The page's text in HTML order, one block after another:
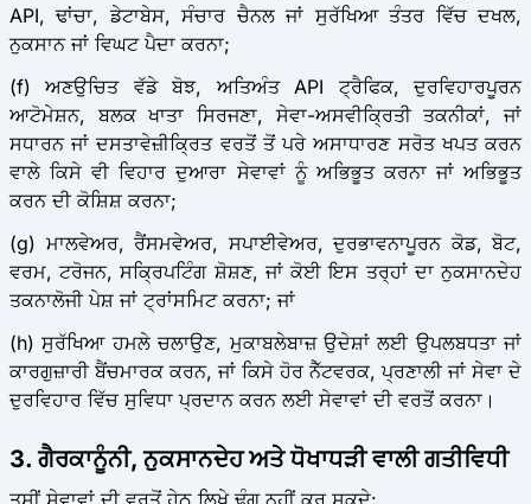
API, ਢਾਂਚਾ, ਡੇਟਾਬੇਸ, ਸੰਚਾਰ ਚੈਨਲ ਜਾਂ ਸੁਰੱਖਿਆ ਤੰਤਰ ਵਿੱਚ ਦਖਲ,
ਨੁਕਸਾਨ ਜਾਂ ਵਿਘਟ ਪੈਦਾ ਕਰਨਾ;
(f) ਅਣਉਚਿਤ ਵੱਡੇ ਬੋਝ, ਅਤਿਅੰਤ API ਟ੍ਰੈਫਿਕ, ਦੁਰਵਿਹਾਰਪੂਰਨ
ਆਟੋਮੇਸ਼ਨ, ਬਲਕ ਖਾਤਾ ਸਿਰਜਣਾ, ਸੇਵਾ-ਅਸਵੀਕ੍ਰਿਤੀ ਤਕਨੀਕਾਂ, ਜਾਂ
ਸਧਾਰਨ ਜਾਂ ਦਸਤਾਵੇਜ਼ੀਕ੍ਰਿਤ ਵਰਤੋਂ ਤੋਂ ਪਰੇ ਅਸਾਧਾਰਣ ਸਰੋਤ ਖਪਤ ਕਰਨ
ਵਾਲੇ ਕਿਸੇ ਵੀ ਵਿਹਾਰ ਦੁਆਰਾ ਸੇਵਾਵਾਂ ਨੂੰ ਅਭਿਭੂਤ ਕਰਨਾ ਜਾਂ ਅਭਿਭੂਤ
ਕਰਨ ਦੀ ਕੋਸ਼ਿਸ਼ ਕਰਨਾ;
(g) ਮਾਲਵੇਅਰ, ਰੈਂਸਮਵੇਅਰ, ਸਪਾਈਵੇਅਰ, ਦੁਰਭਾਵਨਾਪੂਰਨ ਕੋਡ, ਬੋਟ,
ਵਰਮ, ਟਰੋਜਨ, ਸਕ੍ਰਿਪਟਿੰਗ ਸ਼ੋਸ਼ਣ, ਜਾਂ ਕੋਈ ਇਸ ਤਰ੍ਹਾਂ ਦਾ ਨੁਕਸਾਨਦੇਹ
ਤਕਨਾਲੋਜੀ ਪੇਸ਼ ਜਾਂ ਟ੍ਰਾਂਸਮਿਟ ਕਰਨਾ; ਜਾਂ
(h) ਸੁਰੱਖਿਆ ਹਮਲੇ ਚਲਾਉਣ, ਮੁਕਾਬਲੇਬਾਜ਼ ਉਦੇਸ਼ਾਂ ਲਈ ਉਪਲਬਧਤਾ ਜਾਂ
ਕਾਰਗੁਜ਼ਾਰੀ ਬੈਂਚਮਾਰਕ ਕਰਨ, ਜਾਂ ਕਿਸੇ ਹੋਰ ਨੈੱਟਵਰਕ, ਪ੍ਰਣਾਲੀ ਜਾਂ ਸੇਵਾ ਦੇ
ਦੁਰਵਿਹਾਰ ਵਿੱਚ ਸੁਵਿਧਾ ਪ੍ਰਦਾਨ ਕਰਨ ਲਈ ਸੇਵਾਵਾਂ ਦੀ ਵਰਤੋਂ ਕਰਨਾ।
3. ਗੈਰਕਾਨੂੰਨੀ, ਨੁਕਸਾਨਦੇਹ ਅਤੇ ਧੋਖਾਧੜੀ ਵਾਲੀ ਗਤੀਵਿਧੀ
ਤੁਸੀਂ ਸੇਵਾਵਾਂ ਦੀ ਵਰਤੋਂ ਹੇਠ ਲਿਖੇ ਢੰਗ ਨਹੀਂ ਕਰ ਸਕਦੇ: